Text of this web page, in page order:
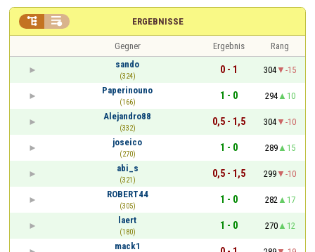
ERGEBNISSE
 
Gegner Ergebnis
Rang
sando
(324)
0 - 1 304
-15
Paperinouno
(166)
1 - 0 294
10
Alejandro88
(332)
0,5 - 1,5 304
-10
joseico
(270)
1 - 0 289
15
abi_s
(321)
0,5 - 1,5 299
-10
ROBERT44
(305)
1 - 0 282
17
laert
(180)
1 - 0 270
12
mack1